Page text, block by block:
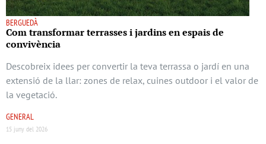
BERGUEDÀ
Com transformar terrasses i jardins en espais de
convivència
Descobreix idees per convertir la teva terrassa o jardí en una
extensió de la llar: zones de relax, cuines outdoor i el valor de
la vegetació.
GENERAL
15 juny del 2026